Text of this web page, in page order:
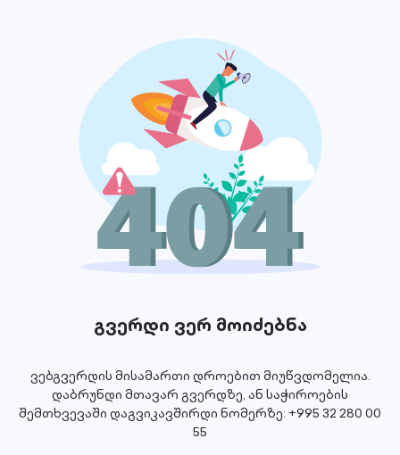
გვერდი ვერ მოიძებნა
ვებგვერდის მისამართი დროებით მიუწვდომელია.
დაბრუნდი მთავარ გვერდზე, ან საჭიროების
შემთხვევაში დაგვიკავშირდი ნომერზე: +995 32 280 00
55